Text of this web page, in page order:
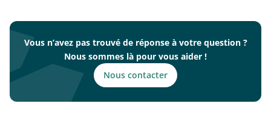
Vous n’avez pas trouvé de réponse à votre question ?
Nous sommes là pour vous aider !
Nous contacter